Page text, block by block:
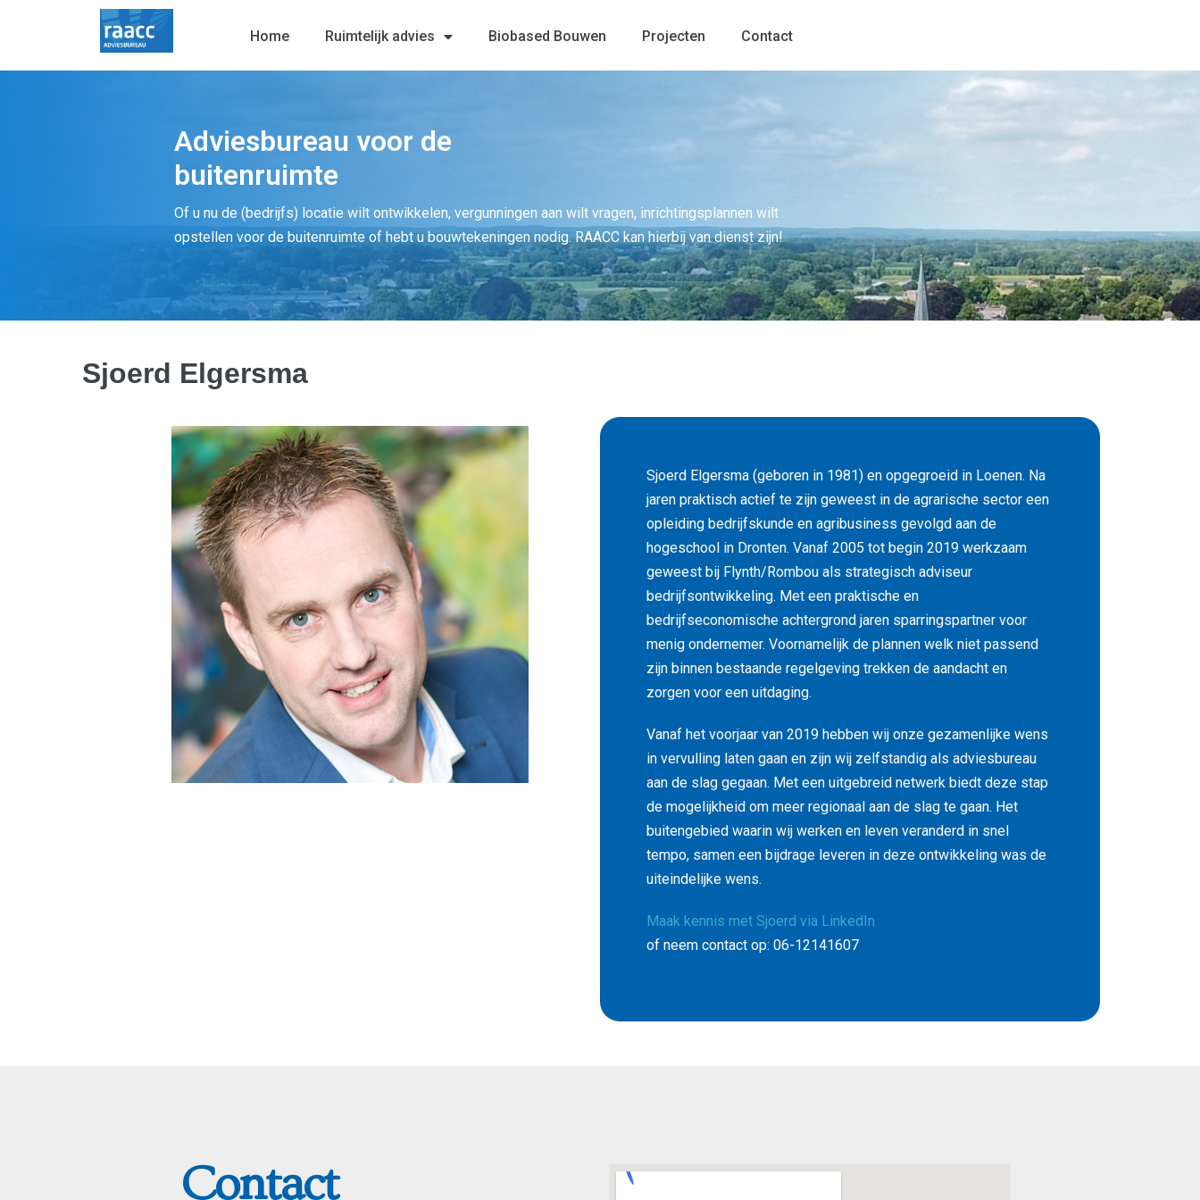
Home Ruimtelijk advies Biobased Bouwen Projecten Contact
Adviesbureau voor de
buitenruimte
Of u nu de (bedrijfs) locatie wilt ontwikkelen, vergunningen aan wilt vragen, inrichtingsplannen wilt
opstellen voor de buitenruimte of hebt u bouwtekeningen nodig. RAACC kan hierbij van dienst zijn!
Sjoerd Elgersma
Sjoerd Elgersma (geboren in 1981) en opgegroeid in Loenen. Na
jaren praktisch actief te zijn geweest in de agrarische sector een
opleiding bedrijfskunde en agribusiness gevolgd aan de
hogeschool in Dronten. Vanaf 2005 tot begin 2019 werkzaam
geweest bij Flynth/Rombou als strategisch adviseur
bedrijfsontwikkeling. Met een praktische en
bedrijfseconomische achtergrond jaren sparringspartner voor
menig ondernemer. Voornamelijk de plannen welk niet passend
zijn binnen bestaande regelgeving trekken de aandacht en
zorgen voor een uitdaging.
Vanaf het voorjaar van 2019 hebben wij onze gezamenlijke wens
in vervulling laten gaan en zijn wij zelfstandig als adviesbureau
aan de slag gegaan. Met een uitgebreid netwerk biedt deze stap
de mogelijkheid om meer regionaal aan de slag te gaan. Het
buitengebied waarin wij werken en leven veranderd in snel
tempo, samen een bijdrage leveren in deze ontwikkeling was de
uiteindelijke wens.
Maak kennis met Sjoerd via LinkedIn
of neem contact op: 06-12141607
Contact